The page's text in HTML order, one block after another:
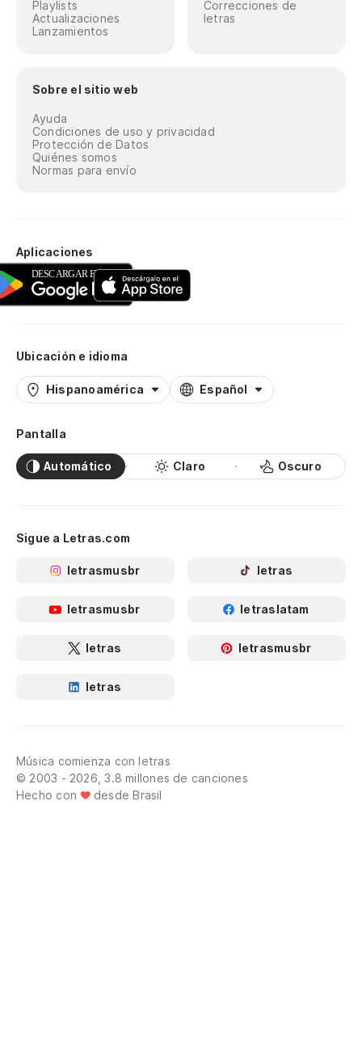
Playlists
Actualizaciones
Lanzamientos
Correcciones de
letras
Sobre el sitio web
Ayuda
Condiciones de uso y privacidad
Protección de Datos
Quiénes somos
Normas para envío
Aplicaciones
Ubicación e idioma
Hispanoamérica Español
Pantalla
Automático Claro Oscuro
Sigue a Letras.com
letrasmusbr letras
letrasmusbr letraslatam
letras letrasmusbr
letras
Música comienza con letras
© 2003 - 2026, 3.8 millones de canciones
Hecho con
desde Brasil